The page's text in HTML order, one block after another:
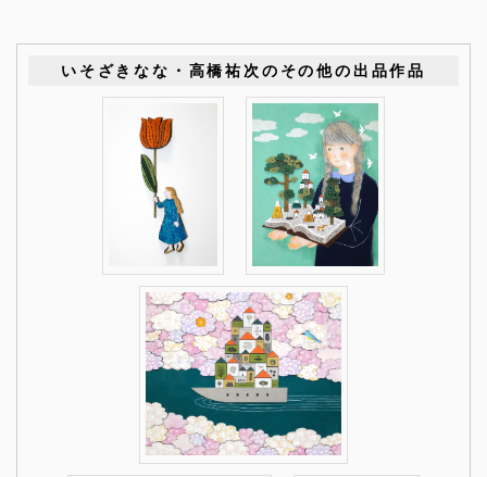
いそざきなな・高橋祐次のその他の出品作品